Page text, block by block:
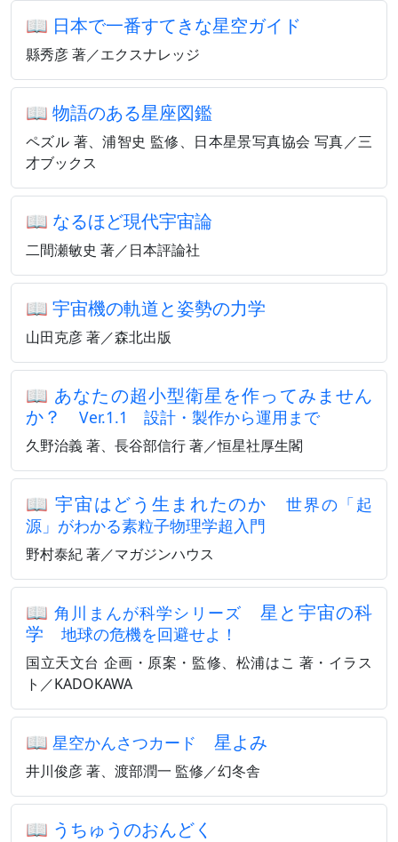
📖 日本で一番すてきな星空ガイド
縣秀彦 著／エクスナレッジ
📖 物語のある星座図鑑
ペズル 著、浦智史 監修、日本星景写真協会 写真／三
才ブックス
📖 なるほど現代宇宙論
二間瀬敏史 著／日本評論社
📖 宇宙機の軌道と姿勢の力学
山田克彦 著／森北出版
📖 あなたの超小型衛星を作ってみません
か？ Ver.1.1 設計・製作から運用まで
久野治義 著、長谷部信行 著／恒星社厚生閣
📖宇宙はどう生まれたのか世界の「起
源」がわかる素粒子物理学超入門
野村泰紀 著／マガジンハウス
📖角川まんが科学シリーズ
星と宇宙の科
学 地球の危機を回避せよ！
国立天文台 企画・原案・監修、松浦はこ 著・イラス
ト／KADOKAWA
📖 星空かんさつカード 星よみ
井川俊彦 著、渡部潤一 監修／幻冬舎
📖 うちゅうのおんどく